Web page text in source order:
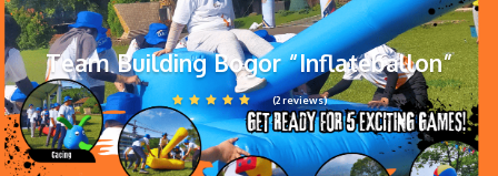
Team Building Bogor “Inflateballon”
(2 reviews)